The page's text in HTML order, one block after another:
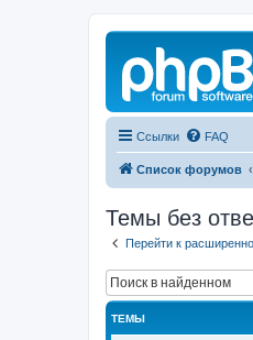
Ссылки FAQ
Список форумов
Темы без
Перейти к
ТЕМЫ